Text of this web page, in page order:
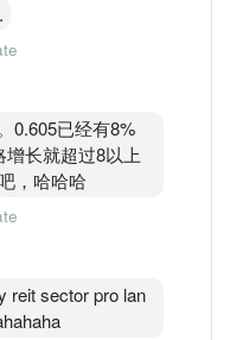
0.605已经有8%
长就超过8以上
，哈哈哈
reit sector pro lan